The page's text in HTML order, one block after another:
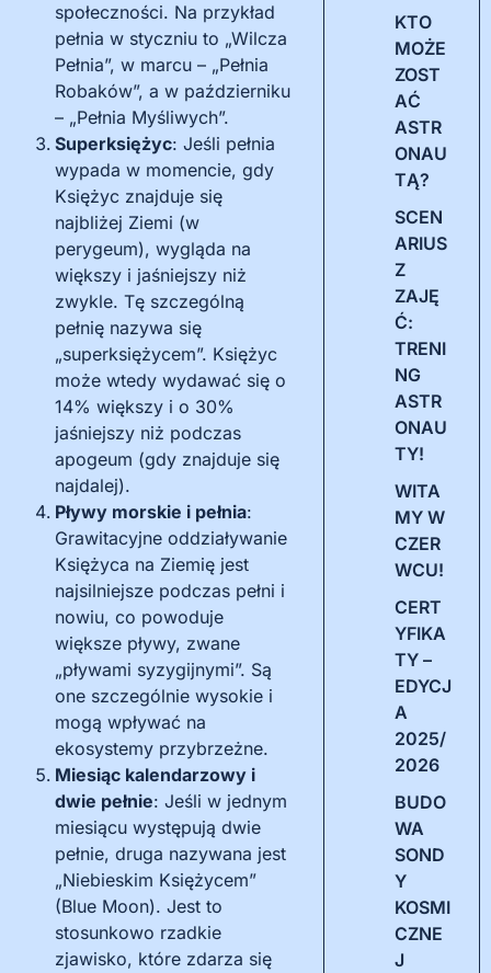
społeczności. Na przykład
pełnia w styczniu to „Wilcza
Pełnia”, w marcu – „Pełnia
Robaków”, a w październiku
– „Pełnia Myśliwych”.
Superksiężyc: Jeśli pełnia
wypada w momencie, gdy
Księżyc znajduje się
najbliżej Ziemi (w
perygeum), wygląda na
większy i jaśniejszy niż
zwykle. Tę szczególną
pełnię nazywa się
„superksiężycem”. Księżyc
może wtedy wydawać się o
14% większy i o 30%
jaśniejszy niż podczas
apogeum (gdy znajduje się
najdalej).
Pływy morskie i pełnia:
Grawitacyjne oddziaływanie
Księżyca na Ziemię jest
najsilniejsze podczas pełni i
nowiu, co powoduje
większe pływy, zwane
„pływami syzygijnymi”. Są
one szczególnie wysokie i
mogą wpływać na
ekosystemy przybrzeżne.
Miesiąc kalendarzowy i
dwie pełnie: Jeśli w jednym
miesiącu występują dwie
pełnie, druga nazywana jest
„Niebieskim Księżycem”
(Blue Moon). Jest to
stosunkowo rzadkie
zjawisko, które zdarza się
KTO
MOŻE
ZOST
AĆ
ASTR
ONAU
TĄ?
SCEN
ARIUS
Z
ZAJĘ
Ć:
TRENI
NG
ASTR
ONAU
TY!
WITA
MY W
CZER
WCU!
CERT
YFIKA
TY –
EDYCJ
A
2025/
2026
BUDO
WA
SOND
Y
KOSMI
CZNE
J